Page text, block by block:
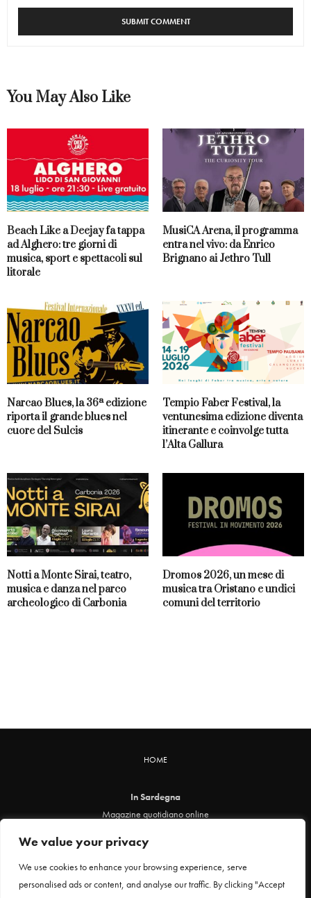
We value your privacy
We use cookies to enhance your browsing experience, serve
personalised ads or content, and analyse our traffic. By clicking "Accept
You May Also Like
Beach Like a Deejay fa tappa
ad Alghero: tre giorni di
musica, sport e spettacoli sul
litorale
MusiCA Arena, il programma
entra nel vivo: da Enrico
Brignano ai Jethro Tull
Narcao Blues, la 36ª edizione
riporta il grande blues nel
cuore del Sulcis
Tempio Faber Festival, la
ventunesima edizione diventa
itinerante e coinvolge tutta
l’Alta Gallura
Notti a Monte Sirai, teatro,
musica e danza nel parco
archeologico di Carbonia
Dromos 2026, un mese di
musica tra Oristano e undici
comuni del territorio
HOME
In Sardegna
Magazine quotidiano online
Direttore responsabile ed editore: Claudia Marin
Piazza Santa Chiara, 49 - 00186 - Roma
P.IVA 12912621005